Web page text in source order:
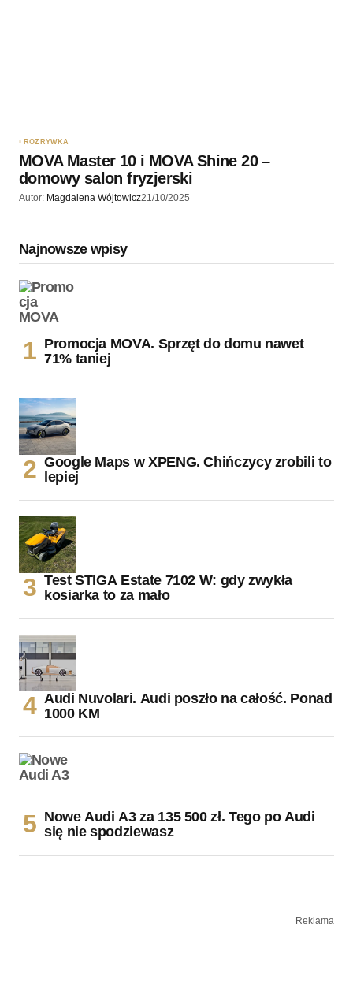
ROZRYWKA
MOVA Master 10 i MOVA Shine 20 –
domowy salon fryzjerski
Autor: Magdalena Wójtowicz21/10/2025
Najnowsze wpisy
Promocja MOVA. Sprzęt do domu nawet
71% taniej
Google Maps w XPENG. Chińczycy zrobili to
lepiej
Test STIGA Estate 7102 W: gdy zwykła
kosiarka to za mało
Audi Nuvolari. Audi poszło na całość. Ponad
1000 KM
Nowe Audi A3 za 135 500 zł. Tego po Audi
się nie spodziewasz
Reklama